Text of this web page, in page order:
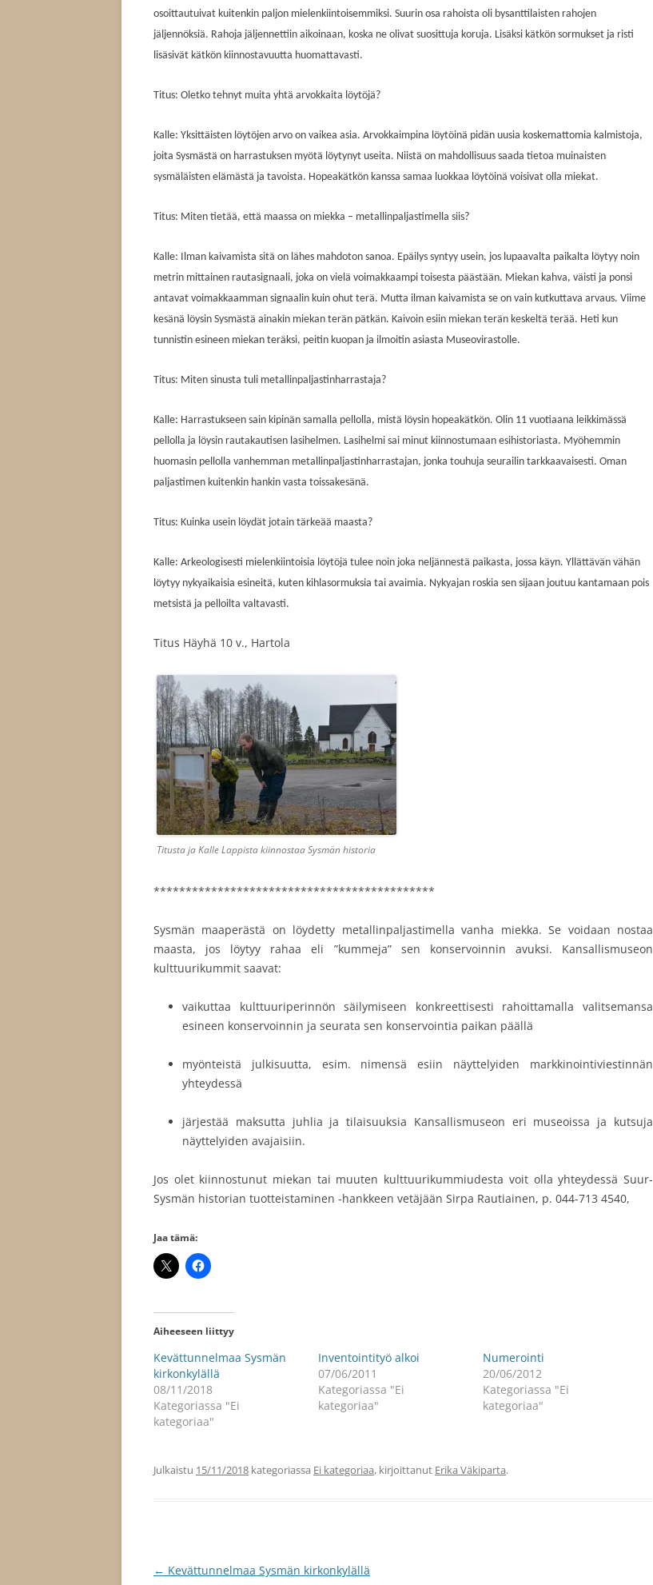
osoittautuivat kuitenkin paljon mielenkiintoisemmiksi. Suurin osa rahoista oli bysanttilaisten rahojen
jäljennöksiä. Rahoja jäljennettiin aikoinaan, koska ne olivat suosittuja koruja. Lisäksi kätkön sormukset ja risti
lisäsivät kätkön kiinnostavuutta huomattavasti.
Titus: Oletko tehnyt muita yhtä arvokkaita löytöjä?
Kalle: Yksittäisten löytöjen arvo on vaikea asia. Arvokkaimpina löytöinä pidän uusia koskemattomia kalmistoja,
joita Sysmästä on harrastuksen myötä löytynyt useita. Niistä on mahdollisuus saada tietoa muinaisten
sysmäläisten elämästä ja tavoista. Hopeakätkön kanssa samaa luokkaa löytöinä voisivat olla miekat.
Titus: Miten tietää, että maassa on miekka – metallinpaljastimella siis?
Kalle: Ilman kaivamista sitä on lähes mahdoton sanoa. Epäilys syntyy usein, jos lupaavalta paikalta löytyy noin
metrin mittainen rautasignaali, joka on vielä voimakkaampi toisesta päästään. Miekan kahva, väisti ja ponsi
antavat voimakkaamman signaalin kuin ohut terä. Mutta ilman kaivamista se on vain kutkuttava arvaus. Viime
kesänä löysin Sysmästä ainakin miekan terän pätkän. Kaivoin esiin miekan terän keskeltä terää. Heti kun
tunnistin esineen miekan teräksi, peitin kuopan ja ilmoitin asiasta Museovirastolle.
Titus: Miten sinusta tuli metallinpaljastinharrastaja?
Kalle: Harrastukseen sain kipinän samalla pellolla, mistä löysin hopeakätkön. Olin 11 vuotiaana leikkimässä
pellolla ja löysin rautakautisen lasihelmen. Lasihelmi sai minut kiinnostumaan esihistoriasta. Myöhemmin
huomasin pellolla vanhemman metallinpaljastinharrastajan, jonka touhuja seurailin tarkkaavaisesti. Oman
paljastimen kuitenkin hankin vasta toissakesänä.
Titus: Kuinka usein löydät jotain tärkeää maasta?
Kalle: Arkeologisesti mielenkiintoisia löytöjä tulee noin joka neljännestä paikasta, jossa käyn. Yllättävän vähän
löytyy nykyaikaisia esineitä, kuten kihlasormuksia tai avaimia. Nykyajan roskia sen sijaan joutuu kantamaan pois
metsistä ja pelloilta valtavasti.
Titus Häyhä 10 v., Hartola
Titusta ja Kalle Lappista kiinnostaa Sysmän historia
********************************************
Sysmän maaperästä on löydetty metallinpaljastimella vanha miekka. Se voidaan nostaa
maasta, jos löytyy rahaa eli ”kummeja” sen konservoinnin avuksi. Kansallismuseon
kulttuurikummit saavat:
vaikuttaa kulttuuriperinnön säilymiseen konkreettisesti rahoittamalla valitsemansa
esineen konservoinnin ja seurata sen konservointia paikan päällä
myönteistä julkisuutta, esim. nimensä esiin näyttelyiden markkinointiviestinnän
yhteydessä
järjestää maksutta juhlia ja tilaisuuksia Kansallismuseon eri museoissa ja kutsuja
näyttelyiden avajaisiin.
Jos olet kiinnostunut miekan tai muuten kulttuurikummiudesta voit olla yhteydessä Suur-
Sysmän historian tuotteistaminen -hankkeen vetäjään Sirpa Rautiainen, p. 044-713 4540,
Jaa tämä:
Aiheeseen liittyy
Kevättunnelmaa Sysmän
kirkonkylällä
08/11/2018
Kategoriassa "Ei
kategoriaa"
Inventointityö alkoi
07/06/2011
Kategoriassa "Ei
kategoriaa"
Numerointi
20/06/2012
Kategoriassa "Ei
kategoriaa"
Julkaistu 15/11/2018 kategoriassa Ei kategoriaa, kirjoittanut Erika Väkiparta.
Artikkelien
← Kevättunnelmaa Sysmän kirkonkylällä